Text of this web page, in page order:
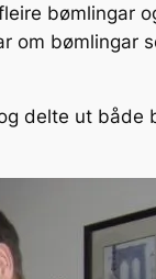
bømlingar
om bømlingar
delte ut både